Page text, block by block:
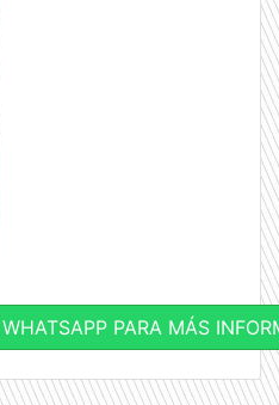
PARA MÁS